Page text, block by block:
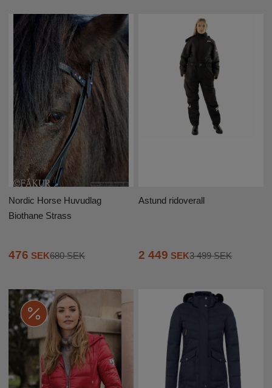
Nordic Horse Huvudlag
Biothane Strass
476 SEK680 SEK
Astund ridoverall
2 449 SEK3 499 SEK